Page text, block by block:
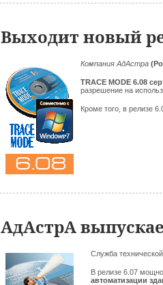
Выходит новый
Компания АдАстра
TRACE MODE 6.08
разрешение на
Кроме того, в релизе
АдАстрА
Служба
В релизе 6.07
автоматизации